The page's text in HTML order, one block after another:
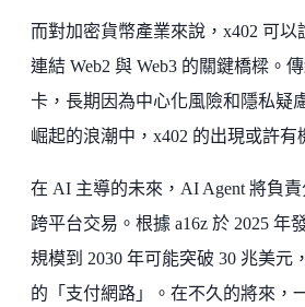
而對加密貨幣產業來說，x402 可
連結 Web2 與 Web3 的關鍵橋樑。
卡，長期因為中心化風險和隱私疑
崛起的浪潮中，x402 的出現或許有
在 AI 主導的未來，AI Agent 將負
跨平台交易。根據 a16z 於 2025 年
規模到 2030 年可能突破 30 兆美元
的「支付網路」。在不久的將來，